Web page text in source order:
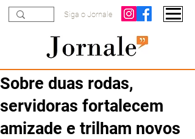
Siga o Jornale
Sobre duas rodas,
servidoras fortalecem
amizade e trilham novos